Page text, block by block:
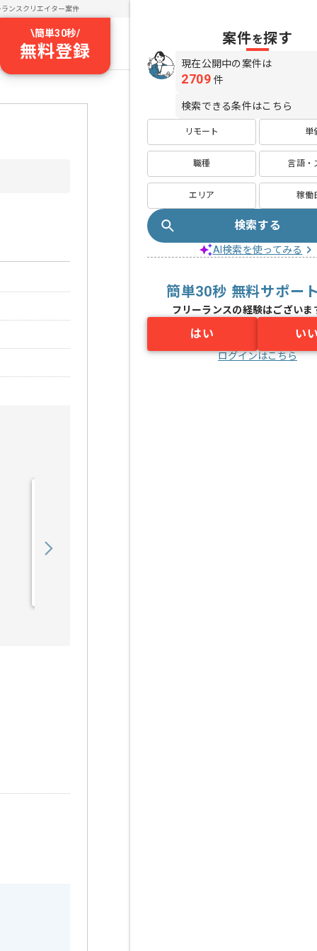
ランスクリエイター案件
\簡単30秒/
無料登録
案件を探す
現在公開中の案件は
2709 件
検索できる条件はこちら
リモート 単
職種 言語・
エリア 稼働
検索する
AI検索を使ってみる
簡単30秒 無料サポー
フリーランスの経験はございま
はい い
ログインはこちら